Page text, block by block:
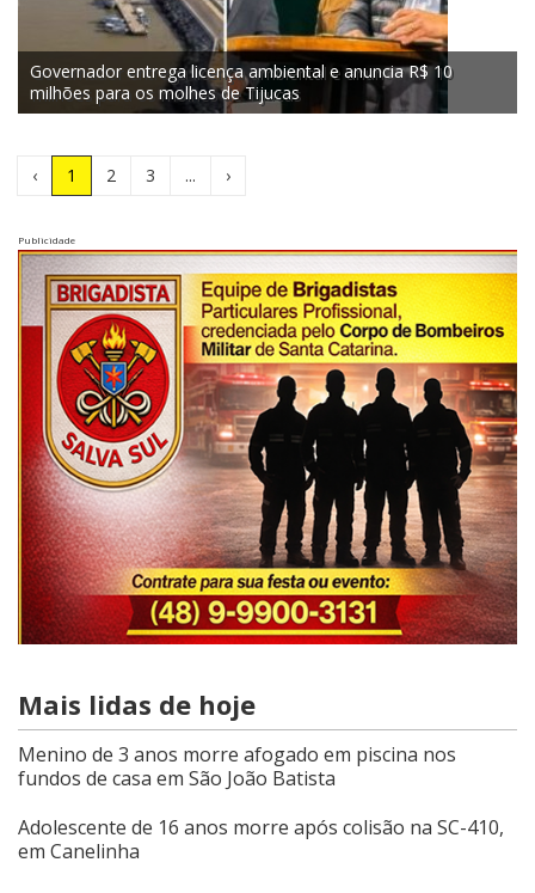
Governador entrega licença ambiental e anuncia R$ 10
milhões para os molhes de Tijucas
‹ 1 (Atual)
2 3 ... ›
Publicidade
Mais lidas de hoje
Menino de 3 anos morre afogado em piscina nos
fundos de casa em São João Batista
Adolescente de 16 anos morre após colisão na SC-410,
em Canelinha